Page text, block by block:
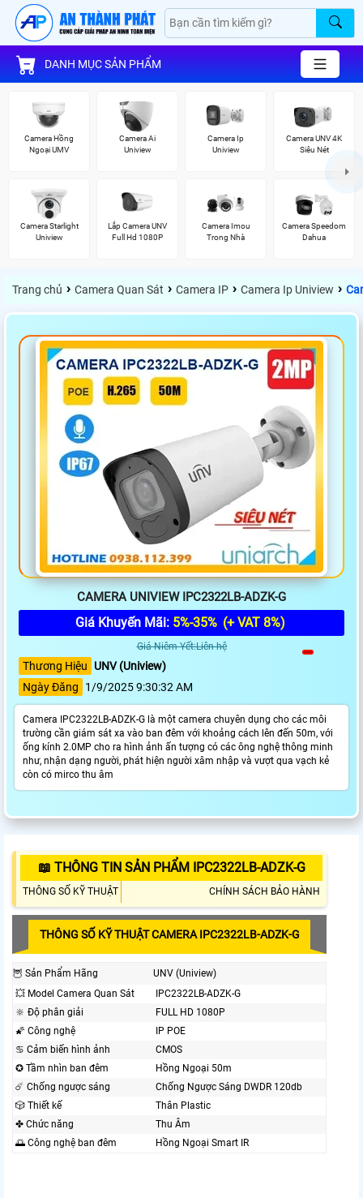
DANH MỤC SẢN PHẨM
Camera Hồng
Ngoại UMV
Camera Ai
Uniview
Camera Ip
Uniview
Camera UNV 4K
Siêu Nét
Camera Starlight
Uniview
Lắp Camera UNV
Full Hd 1080P
Camera Imou
Trong Nhà
Camera Speedom
Dahua
Trang chủ › Camera Quan Sát › Camera IP › Camera Ip Uniview ›
CAMERA UNIVIEW IPC2322LB-ADZK-G
Giá Khuyến Mãi: 5%-35% (+ VAT 8%)
Giá Niêm Yết:Liên hệ
Thương Hiệu
UNV (Uniview)
Ngày Đăng
1/9/2025 9:30:32 AM
Camera IPC2322LB-ADZK-G là một camera chuyên dụng cho các môi
trường cần giám sát xa vào ban đêm với khoảng cách lên đến 50m, với
ống kính 2.0MP cho ra hình ảnh ấn tượng có các ông nghệ thông minh
như, nhận dạng người, phát hiện người xâm nhập và vượt qua vạch kẻ
còn có mirco thu âm
📖 THÔNG TIN SẢN PHẨM IPC2322LB-ADZK-G
THÔNG SỐ KỸ THUẬT CHÍNH SÁCH BẢO HÀNH
THÔNG SỐ KỸ THUẬT CAMERA IPC2322LB-ADZK-G
🦉 Sản Phẩm Hãng
UNV (Uniview)
💥 Model Camera Quan Sát
IPC2322LB-ADZK-G
🔆 Độ phân giải
FULL HD 1080P
🌠 Công nghệ
IP POE
♋ Cảm biến hình ảnh
CMOS
✪ Tầm nhìn ban đêm
Hồng Ngoại 50m
☄️ Chống ngược sáng
Chống Ngược Sáng DWDR 120db
🎲 Thiết kế
Thân Plastic
✤ Chức năng
Thu Âm
🌅 Công nghệ ban đêm
Hồng Ngoại Smart IR